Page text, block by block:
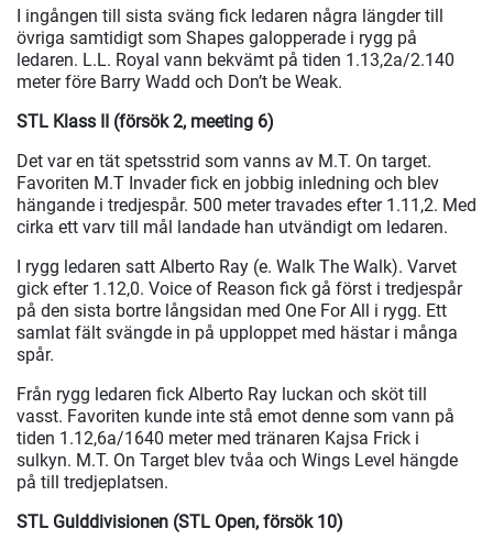
I ingången till sista sväng fick ledaren några längder till
övriga samtidigt som Shapes galopperade i rygg på
ledaren. L.L. Royal vann bekvämt på tiden 1.13,2a/2.140
meter före Barry Wadd och Don’t be Weak.
STL Klass II (försök 2, meeting 6)
Det var en tät spetsstrid som vanns av M.T. On target.
Favoriten M.T Invader fick en jobbig inledning och blev
hängande i tredjespår. 500 meter travades efter 1.11,2. Med
cirka ett varv till mål landade han utvändigt om ledaren.
I rygg ledaren satt Alberto Ray (e. Walk The Walk). Varvet
gick efter 1.12,0. Voice of Reason fick gå först i tredjespår
på den sista bortre långsidan med One For All i rygg. Ett
samlat fält svängde in på upploppet med hästar i många
spår.
Från rygg ledaren fick Alberto Ray luckan och sköt till
vasst. Favoriten kunde inte stå emot denne som vann på
tiden 1.12,6a/1640 meter med tränaren Kajsa Frick i
sulkyn. M.T. On Target blev tvåa och Wings Level hängde
på till tredjeplatsen.
STL Gulddivisionen (STL Open, försök 10)